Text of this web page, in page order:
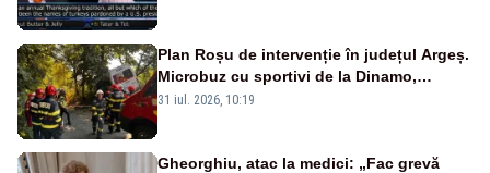
Plan Roșu de intervenție în județul Argeș.
Microbuz cu sportivi de la Dinamo,
implicat într-un accident grav. Un tânăr a
31 iul. 2026, 10:19
Gheorghiu, atac la medici: „Fac grevă